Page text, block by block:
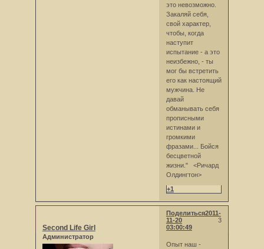
это невозможно.
Закаляй себя,
свой характер,
чтобы, когда
наступит
испытание - а это
неизбежно, - ты
мог бы встретить
его как настоящий
мужчина. Не
давай
обманывать себя
прописными
истинами и
громкими
фразами... Бойся
бесцветной
жизни." <Ричард
Олдингтон>
+1
Поделиться
3
2011-
11-20
03:00:49
Second Life Girl
Администратор
Опыт наш -